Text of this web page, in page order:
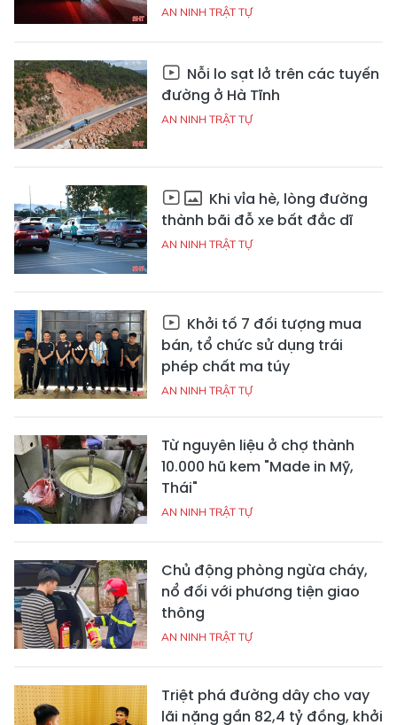
AN NINH TRẬT TỰ
Nỗi lo sạt lở trên các tuyến
đường ở Hà Tĩnh
AN NINH TRẬT TỰ
Khi vỉa hè, lòng đường
thành bãi đỗ xe bất đắc dĩ
AN NINH TRẬT TỰ
Khởi tố 7 đối tượng mua
bán, tổ chức sử dụng trái
phép chất ma túy
AN NINH TRẬT TỰ
Từ nguyên liệu ở chợ thành
10.000 hũ kem "Made in Mỹ,
Thái"
AN NINH TRẬT TỰ
Chủ động phòng ngừa cháy,
nổ đối với phương tiện giao
thông
AN NINH TRẬT TỰ
Triệt phá đường dây cho vay
lãi nặng gần 82,4 tỷ đồng, khởi